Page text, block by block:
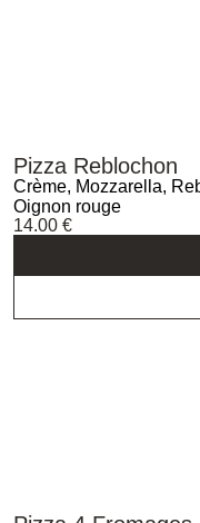
Pizza Reblochon
Crème, Mozzarella,
Oignon rouge
14.00 €